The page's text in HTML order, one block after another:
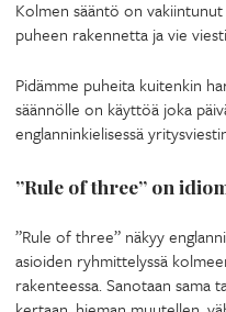
Kolmen sääntö on
puheen rakennetta ja vie
Pidämme puheita kuitenkin
säännölle on käyttöä joka
englanninkielisessä
”Rule of three” on
”Rule of three” näkyy
asioiden ryhmittelyssä
rakenteessa. Sanotaan sama